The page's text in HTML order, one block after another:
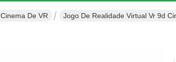
Cinema De VR Jogo De Realidade Virtual Vr 9d